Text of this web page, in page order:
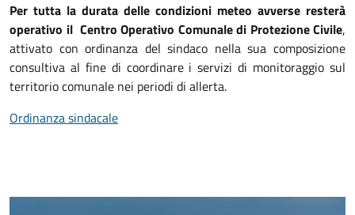
Per tutta la durata delle condizioni meteo avverse resterà
operativo il Centro Operativo Comunale di Protezione Civile,
attivato con ordinanza del sindaco nella sua composizione
consultiva al fine di coordinare i servizi di monitoraggio sul
territorio comunale nei periodi di allerta.
Ordinanza sindacale